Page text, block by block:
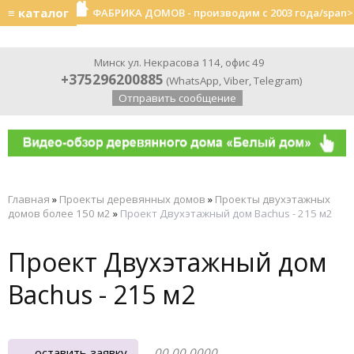
≡ каталог ФАБРИКА ДОМОВ - производим с 2003 года/span>
Минск ул. Некрасова 114, офис 49
+375296200885 (WhatsApp,Viber,Telegram)
Отправить сообщение
Главная » Проекты деревянных домов » Проекты двухэтажных
домов более 150 м2 » Проект Двухэтажный дом Bachus - 215 м2
Проект Двухэтажный дом
Bachus - 215 м2